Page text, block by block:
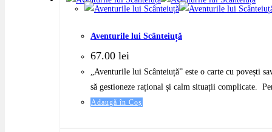
Aventurile lui Scânteiuță
67.00 lei
„Aventurile lui Scânteiuță” este o carte cu povești
să gestioneze rațional și calm situații complicate.
Adaugă în Coș